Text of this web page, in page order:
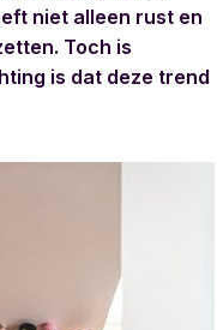
niet alleen rust en
Toch is
is dat deze trend